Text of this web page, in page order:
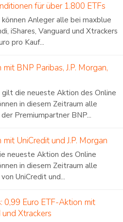
für über 1.800 ETFs
Anleger alle bei maxblue
iShares, Vanguard und Xtrackers
pro Kauf...
BNP Paribas, J.P. Morgan,
die neueste Aktion des Online
in diesem Zeitraum alle
Premiumpartner BNP...
UniCredit und J.P. Morgan
neueste Aktion des Online
in diesem Zeitraum alle
UniCredit und...
0,99 Euro ETF-Aktion mit
Xtrackers